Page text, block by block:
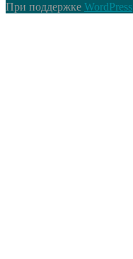
При поддержке WordPress